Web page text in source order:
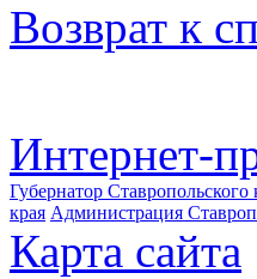
Возврат к
Интернет-
Губернатор Ставропольского
края Администрация
Карта сайта